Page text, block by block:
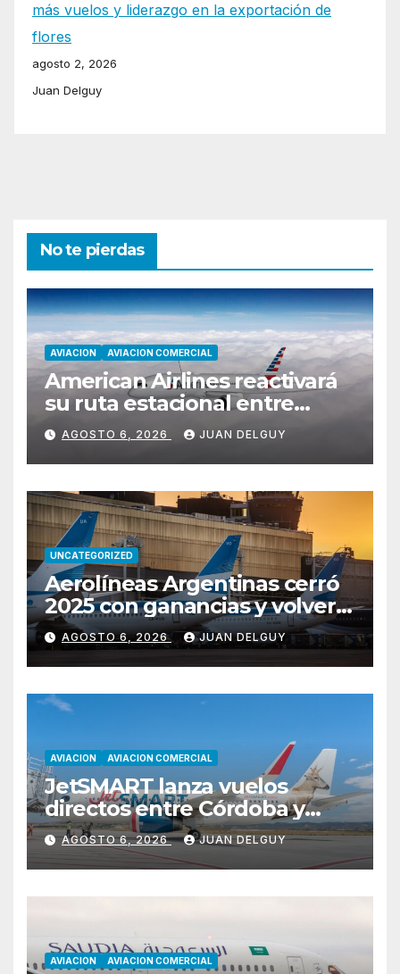
más vuelos y liderazgo en la exportación de
flores
agosto 2, 2026
Juan Delguy
No te pierdas
AVIACION AVIACION COMERCIAL
American Airlines reactivará
su ruta estacional entre
Miami y Montevideo con
vuelos diarios
AGOSTO 6, 2026 JUAN DELGUY
UNCATEGORIZED
Aerolíneas Argentinas cerró
2025 con ganancias y volverá
a pagar impuesto a las
ganancias
AGOSTO 6, 2026 JUAN DELGUY
AVIACION AVIACION COMERCIAL
JetSMART lanza vuelos
directos entre Córdoba y
Florianópolis
AGOSTO 6, 2026 JUAN DELGUY
AVIACION AVIACION COMERCIAL